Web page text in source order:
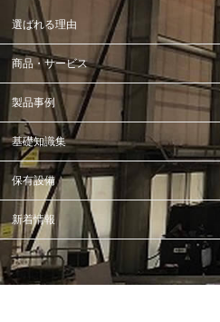
選ばれる理由
商品・サービス
製品事例
基礎知識集
保有設備
新着情報